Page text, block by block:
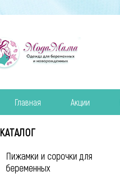
Главная Акции
КАТАЛОГ
Пижамки и сорочки для
беременных